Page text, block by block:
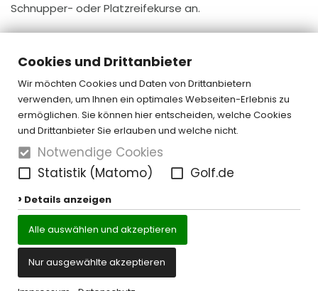
Cookies und Drittanbieter
Wir möchten Cookies und Daten von Drittanbietern
verwenden, um Ihnen ein optimales Webseiten-Erlebnis zu
ermöglichen. Sie können hier entscheiden, welche Cookies
und Drittanbieter Sie erlauben und welche nicht.
Notwendige Cookies
Statistik (Matomo)
Golf.de
Details anzeigen
Alle auswählen und akzeptieren
Nur ausgewählte akzeptieren
Schnupper- oder Platzreifekurse an.
Kontakt Datenschutz Impressum